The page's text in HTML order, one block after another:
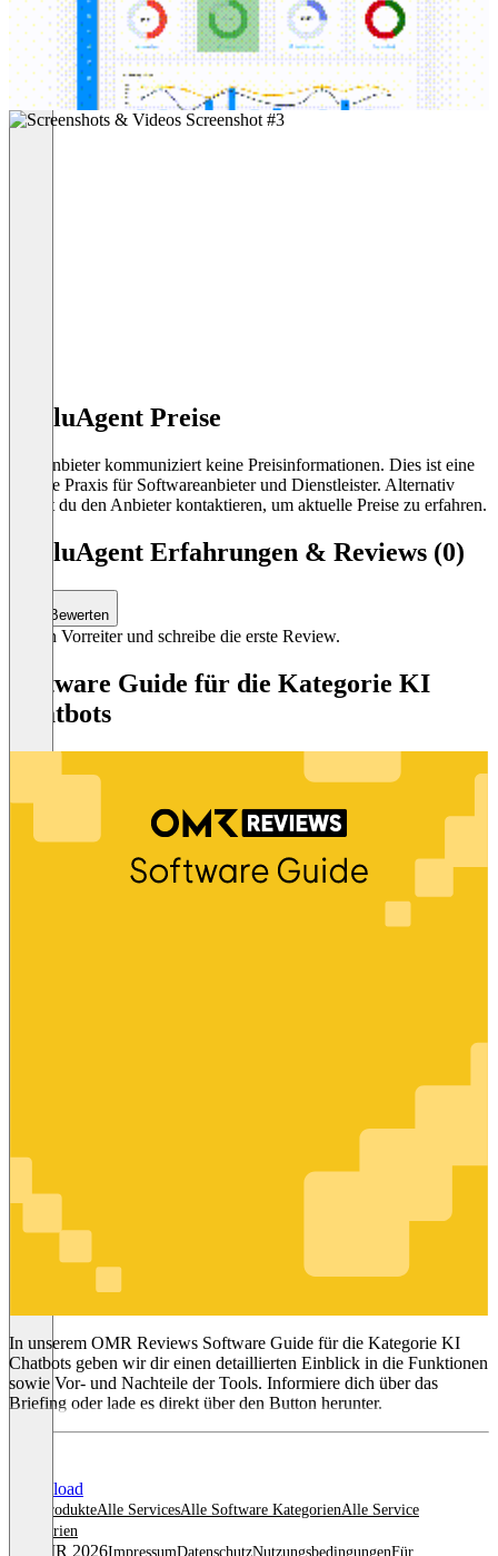
EvaluAgent Preise
Der Anbieter kommuniziert keine Preisinformationen. Dies ist eine
übliche Praxis für Softwareanbieter und Dienstleister. Alternativ
kannst du den Anbieter kontaktieren, um aktuelle Preise zu erfahren.
EvaluAgent Erfahrungen & Reviews (0)
Bewerten
Sei ein Vorreiter und schreibe die erste Review.
Software Guide für die Kategorie KI
Chatbots
KI Chatbots
In unserem OMR Reviews Software Guide für die Kategorie KI
Chatbots geben wir dir einen detaillierten Einblick in die Funktionen
sowie Vor- und Nachteile der Tools. Informiere dich über das
Briefing oder lade es direkt über den Button herunter.
Download
Alle ProdukteAlle ServicesAlle Software KategorienAlle Service
Kategorien
© OMR 2026ImpressumDatenschutzNutzungsbedingungenFür